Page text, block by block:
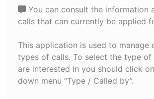
You can consult the information
calls that can currently be applied
This application is used to manage
types of calls. To select the type
are interested in you should click
down menu “Type / Called by”.